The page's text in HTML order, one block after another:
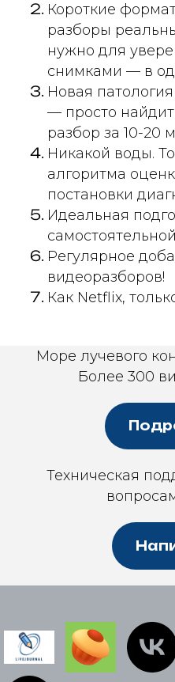
Короткие
разборы
нужно для
снимками — в
Новая
— просто
разбор за 10-20
Никакой воды.
алгоритма
постановки
Идеальная
Регулярное
видеоразборов!
Как Netflix,
Море лучевого
Более 300
Техническая